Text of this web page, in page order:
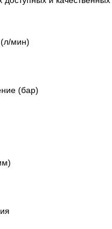
(л/мин)
(бар)